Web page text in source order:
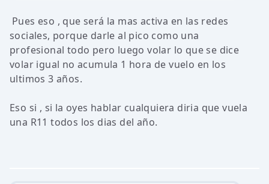
Pues eso , que será la mas activa en las redes
sociales, porque darle al pico como una
profesional todo pero luego volar lo que se dice
volar igual no acumula 1 hora de vuelo en los
ultimos 3 años.
Eso si , si la oyes hablar cualquiera diria que vuela
una R11 todos los dias del año.